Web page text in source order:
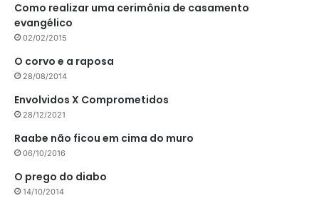
Como realizar uma cerimônia de casamento
evangélico
02/02/2015
O corvo e a raposa
28/08/2014
Envolvidos X Comprometidos
28/12/2021
Raabe não ficou em cima do muro
06/10/2016
O prego do diabo
14/10/2014